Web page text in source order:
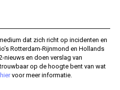
dat zich richt op incidenten en
Rotterdam-Rijnmond en Hollands
nieuws en doen verslag van
op de hoogte bent van wat
hiervoor meer informatie.